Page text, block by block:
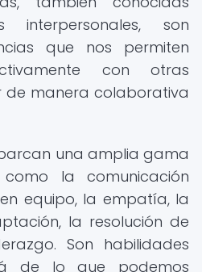
interpersonales, son
que nos permiten
con otras
de manera colaborativa
una amplia gama
la comunicación
equipo, la empatía, la
la resolución de
Son habilidades
de lo que podemos